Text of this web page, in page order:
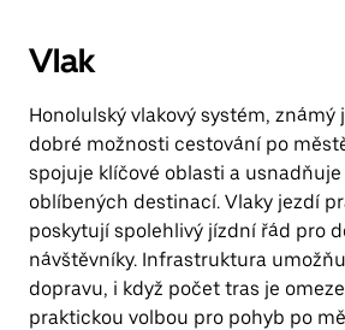
Vlak
Honolulský vlakový systém, známý
dobré možnosti cestování po
spojuje klíčové oblasti a
oblíbených destinací. Vlaky jezdí
poskytují spolehlivý jízdní řád pro
návštěvníky. Infrastruktura
dopravu, i když počet tras je
praktickou volbou pro pohyb po